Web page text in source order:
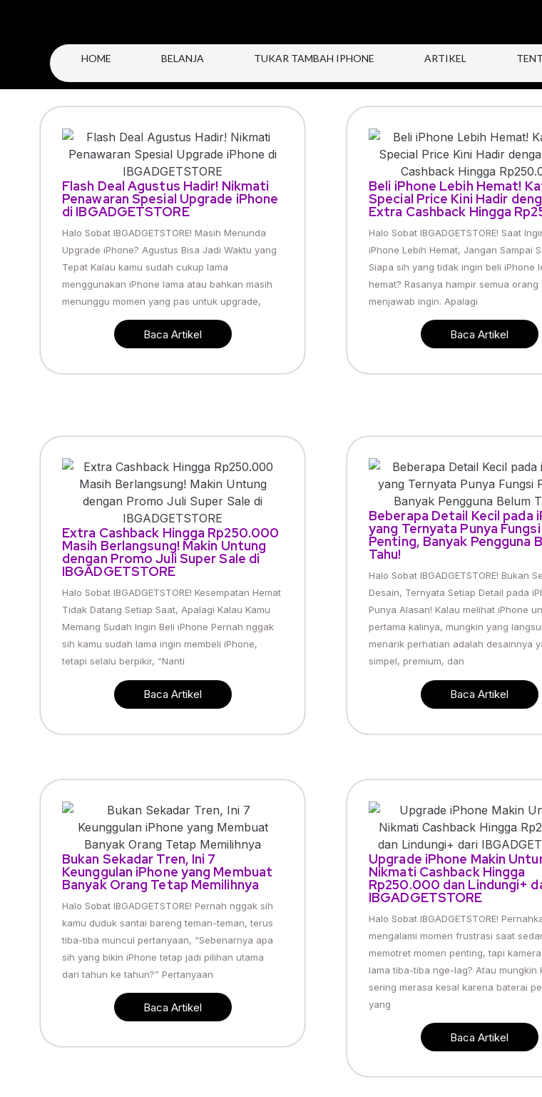
HOME BELANJA TUKAR TAMBAH IPHONE ARTIKEL
Flash Deal Agustus Hadir! Nikmati
Penawaran Spesial Upgrade iPhone
di IBGADGETSTORE
Halo Sobat IBGADGETSTORE! Masih Menunda
Upgrade iPhone? Agustus Bisa Jadi Waktu yang
Tepat Kalau kamu sudah cukup lama
menggunakan iPhone lama atau bahkan masih
menunggu momen yang pas untuk upgrade,
Baca Artikel
Beli iPhone Lebih Hemat!
Special Price Kini Hadir
Extra Cashback Hingga
Halo Sobat IBGADGETSTORE! Saat
iPhone Lebih Hemat, Jangan Sampai
Siapa sih yang tidak ingin beli iPhone
hemat? Rasanya hampir semua orang
menjawab ingin. Apalagi
Baca Artikel
Extra Cashback Hingga Rp250.000
Masih Berlangsung! Makin Untung
dengan Promo Juli Super Sale di
IBGADGETSTORE
Halo Sobat IBGADGETSTORE! Kesempatan Hemat
Tidak Datang Setiap Saat, Apalagi Kalau Kamu
Memang Sudah Ingin Beli iPhone Pernah nggak
sih kamu sudah lama ingin membeli iPhone,
tetapi selalu berpikir, “Nanti
Baca Artikel
Beberapa Detail Kecil pada
yang Ternyata Punya Fungsi
Penting, Banyak Pengguna
Tahu!
Halo Sobat IBGADGETSTORE! Bukan
Desain, Ternyata Setiap Detail pada
Punya Alasan! Kalau melihat iPhone
pertama kalinya, mungkin yang
menarik perhatian adalah desainnya
simpel, premium, dan
Baca Artikel
Bukan Sekadar Tren, Ini 7
Keunggulan iPhone yang Membuat
Banyak Orang Tetap Memilihnya
Halo Sobat IBGADGETSTORE! Pernah nggak sih
kamu duduk santai bareng teman-teman, terus
tiba-tiba muncul pertanyaan, “Sebenarnya apa
sih yang bikin iPhone tetap jadi pilihan utama
dari tahun ke tahun?” Pertanyaan
Baca Artikel
Upgrade iPhone Makin
Nikmati Cashback Hingga
Rp250.000 dan Lindungi+
IBGADGETSTORE
Halo Sobat IBGADGETSTORE!
mengalami momen frustrasi saat
memotret momen penting, tapi
lama tiba-tiba nge-lag? Atau mungkin
sering merasa kesal karena baterai
yang
Baca Artikel